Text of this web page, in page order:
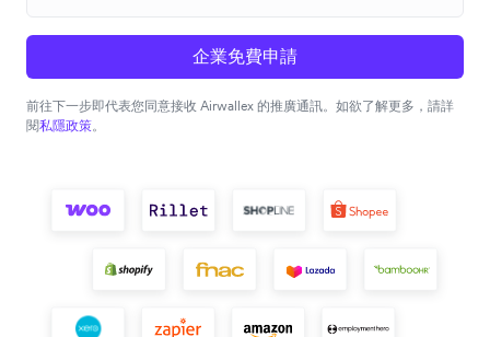
企業免費申請
前往下一步即代表您同意接收 Airwallex 的推廣通訊。如欲了解更多，請詳
閱私隱政策。